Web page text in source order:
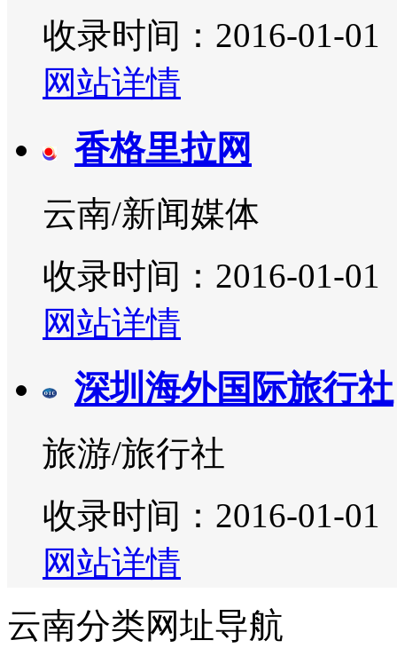
收录时间：2016-01-01
网站详情
香格里拉网
云南/新闻媒体
收录时间：2016-01-01
网站详情
深圳海外国际旅行社
旅游/旅行社
收录时间：2016-01-01
网站详情
云南分类网址导航